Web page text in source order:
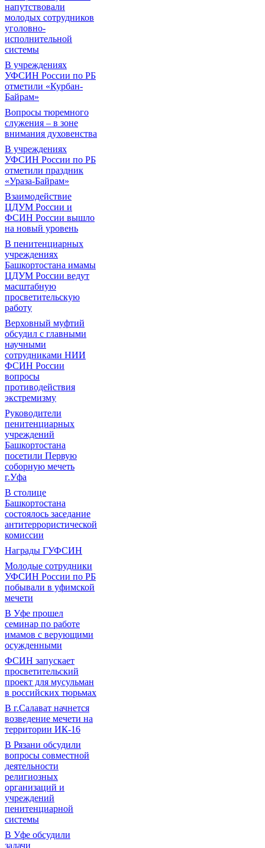
напутствовали
молодых сотрудников
уголовно-
исполнительной
системы
В учреждениях
УФСИН России по РБ
отметили «Курбан-
Байрам»
Вопросы тюремного
служения – в зоне
внимания духовенства
В учреждениях
УФСИН России по РБ
отметили праздник
«Ураза-Байрам»
Взаимодействие
ЦДУМ России и
ФСИН России вышло
на новый уровень
В пенитенциарных
учреждениях
Башкортостана имамы
ЦДУМ России ведут
масштабную
просветительскую
работу
Верховный муфтий
обсудил с главными
научными
сотрудниками НИИ
ФСИН России
вопросы
противодействия
экстремизму
Руководители
пенитенциарных
учреждений
Башкортостана
посетили Первую
соборную мечеть
г.Уфа
В столице
Башкортостана
состоялось заседание
антитеррористической
комиссии
Награды ГУФСИН
Молодые сотрудники
УФСИН России по РБ
побывали в уфимской
мечети
В Уфе прошел
семинар по работе
имамов с верующими
осужденными
ФСИН запускает
просветительский
проект для мусульман
в российских тюрьмах
В г.Салават начнется
возведение мечети на
территории ИК-16
В Рязани обсудили
вопросы совместной
деятельности
религиозных
организаций и
учреждений
пенитенциарной
системы
В Уфе обсудили
задачи